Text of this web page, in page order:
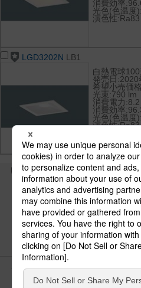
消費効率
光色(色温度
演色性:Ra83
LGD3202N LB1
白熱電球
発売日:2020
希望小売価
光束:790 lm
消費電力
消費効率
光色(色温度
演色性:Ra83
全て
チェック
チェ
した
パナソニックの電気設
サイトのご利用にあたって クッキー
パナソニック ホ